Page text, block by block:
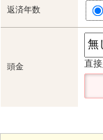
返済年数
頭金 直